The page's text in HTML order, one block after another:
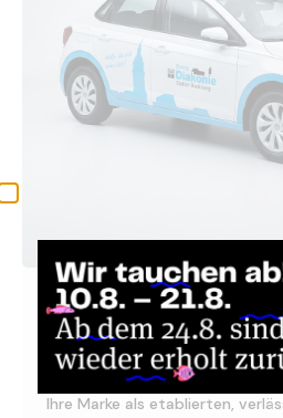
Ihr Vorteil
Eine einheitliche Flotte wirkt
Wiedererkennung, egal wo Ihre
unterwegs sind. Kunden und
Ihre Marke als etablierten,